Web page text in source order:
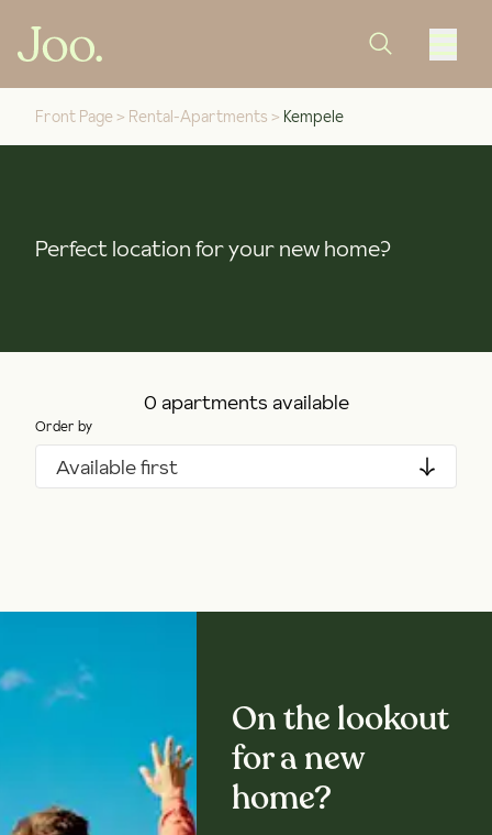
Front Page > Rental-Apartments > Kempele
Perfect location for your new home?
0 apartments available
Order by
Available first
On the lookout
for a new
home?